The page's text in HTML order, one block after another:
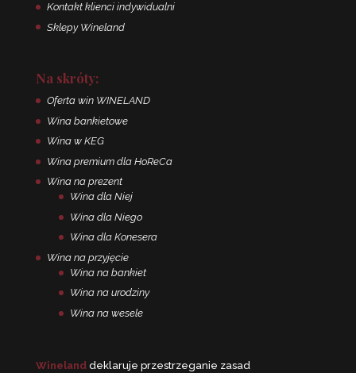
Kontakt klienci indywidualni
Sklepy Wineland
Na skróty:
Oferta win WINELAND
Wina bankietowe
Wina w KEG
Wina premium dla HoReCa
Wina na prezent
Wina dla Niej
Wina dla Niego
Wina dla Konesera
Wina na przyjęcie
Wina na bankiet
Wina na urodziny
Wina na wesele
Winelanddeklaruje przestrzeganie zasad